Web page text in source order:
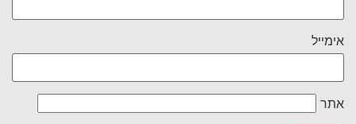
אימייל
אתר